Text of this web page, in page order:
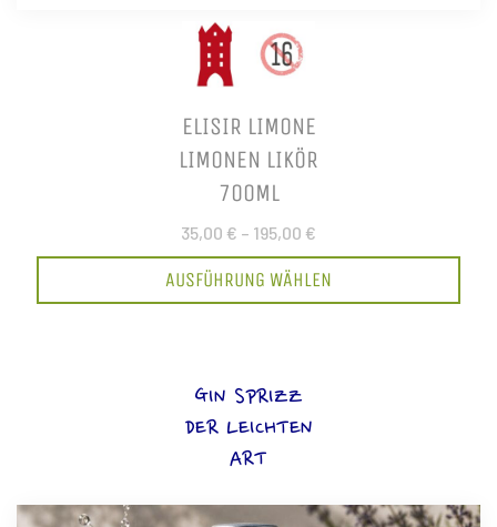
ELISIR LIMONE
LIMONEN LIKÖR
700ML
35,00 € – 195,00 €
AUSFÜHRUNG WÄHLEN
GIN SPRIZZ
DER LEICHTEN
ART